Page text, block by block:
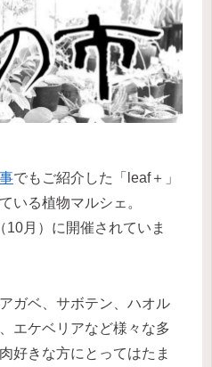
でもご紹介した「leaf＋」
いる植物マルシェ。
月）に開催されていま
ガベ、サボテン、ハオル
エケベリアなど様々な多
好きな方にとってはたま